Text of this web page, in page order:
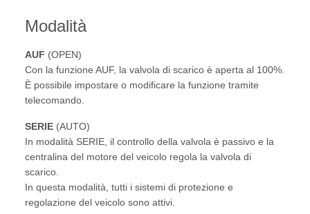
Modalità
AUF (OPEN)
Con la funzione AUF, la valvola di scarico è aperta al 100%.
È possibile impostare o modificare la funzione tramite
telecomando.
SERIE (AUTO)
In modalità SERIE, il controllo della valvola è passivo e la
centralina del motore del veicolo regola la valvola di
scarico.
In questa modalità, tutti i sistemi di protezione e
regolazione del veicolo sono attivi.